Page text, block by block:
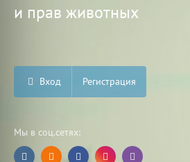
и прав животных
Вход Регистрация
Мы в соц.сетях: